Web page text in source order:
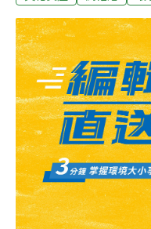
標，年底開始整地，看
了。第一次來到高雄紅
到這，必須經過臨海工
大煙囪前進，就可以尋
經拆除，只剩下斷垣殘
走的人家單薄地點綴其
到幾戶藝術家們裝飾的
聚落做最後美麗的告別
氣氛。時間拉回五零年